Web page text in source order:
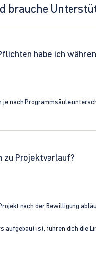
brauche
habe ich
je nach Programmsäule
zu Projektverlauf?
nach der Bewilligung
aufgebaut ist, führen dich die